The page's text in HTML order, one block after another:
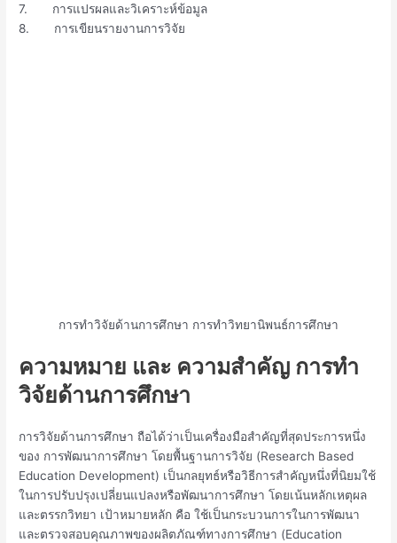
7. การแปรผลและวิเคราะห์ข้อมูล
8. การเขียนรายงานการวิจัย
การทำวิจัยด้านการศึกษา การทำวิทยานิพนธ์การศึกษา
ความหมาย และ ความสำคัญ การทำ
วิจัยด้านการศึกษา
การวิจัยด้านการศึกษา ถือได้ว่าเป็นเครื่องมือสำคัญที่สุดประการหนึ่ง
ของ การพัฒนาการศึกษา โดยพื้นฐานการวิจัย (Research Based
Education Development) เป็นกลยุทธ์หรือวิธีการสำคัญหนึ่งที่นิยมใช้
ในการปรับปรุงเปลี่ยนแปลงหรือพัฒนาการศึกษา โดยเน้นหลักเหตุผล
และตรรกวิทยา เป้าหมายหลัก คือ ใช้เป็นกระบวนการในการพัฒนา
และตรวจสอบคุณภาพของผลิตภัณฑ์ทางการศึกษา (Education